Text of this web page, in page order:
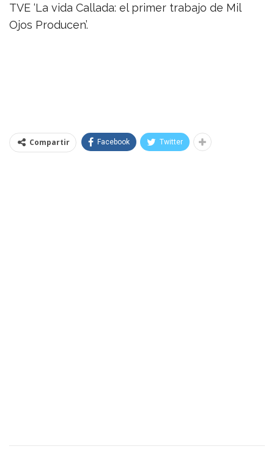
TVE ‘La vida Callada: el primer trabajo de Mil
Ojos Producen’.
Compartir Facebook Twitter